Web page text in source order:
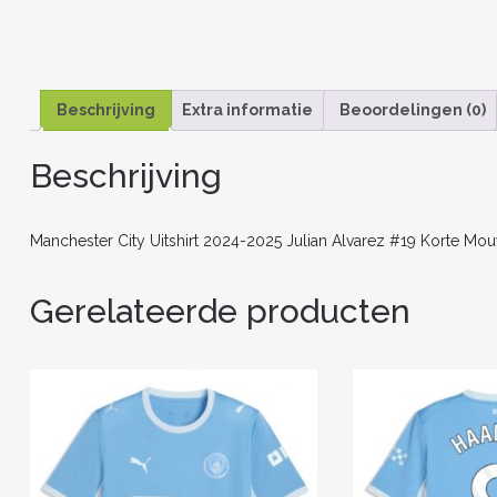
Beschrijving Extra informatie Beoordelingen (0)
Beschrijving
Manchester City Uitshirt 2024-2025 Julian Alvarez #19 Korte
Gerelateerde producten